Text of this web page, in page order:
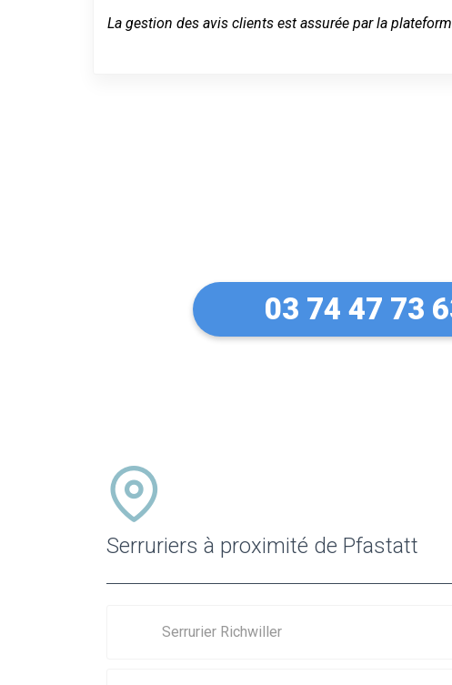
La gestion des avis clients est assurée par la
03 74 47 73
Serruriers à proximité de Pfastatt
Serrurier Richwiller